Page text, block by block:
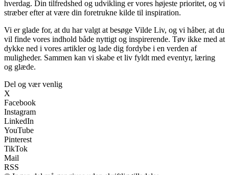
hverdag. Din tilfredshed og udvikling er vores højeste prioritet, og vi
stræber efter at være din foretrukne kilde til inspiration.
Vi er glade for, at du har valgt at besøge Vilde Liv, og vi håber, at du
vil finde vores indhold både nyttigt og inspirerende. Tøv ikke med at
dykke ned i vores artikler og lade dig fordybe i en verden af
muligheder. Sammen kan vi skabe et liv fyldt med eventyr, læring
og glæde.
Del og vær venlig
X
Facebook
Instagram
LinkedIn
YouTube
Pinterest
TikTok
Mail
RSS